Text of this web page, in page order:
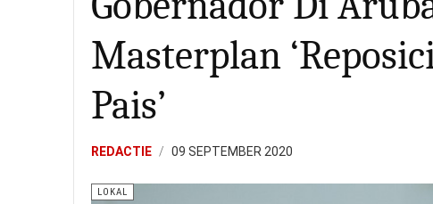
Masterplan
Pais’
REDACTIE 09 SEPTEMBER 2020
LOKAL